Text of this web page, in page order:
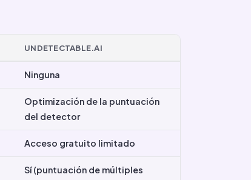
UNDETECTABLE.AI
Ninguna
Optimización de la puntuación
del detector
Acceso gratuito limitado
Sí (puntuación de múltiples